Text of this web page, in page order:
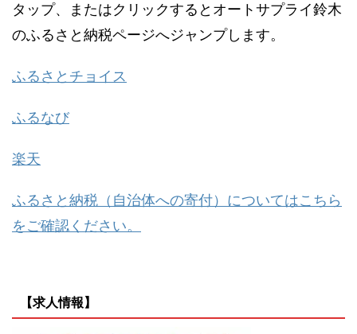
タップ、またはクリックするとオートサプライ鈴木
のふるさと納税ページへジャンプします。
ふるさとチョイス
ふるなび
楽天
ふるさと納税（自治体への寄付）についてはこちら
をご確認ください。
【求人情報】